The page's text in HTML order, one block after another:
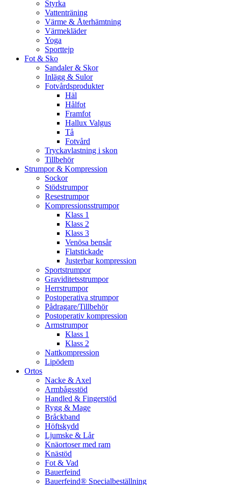
Styrka
Vattenträning
Värme & Återhämtning
Värmekläder
Yoga
Sporttejp
Fot & Sko
Sandaler & Skor
Inlägg & Sulor
Fotvårdsprodukter
Häl
Hålfot
Framfot
Hallux Valgus
Tå
Fotvård
Tryckavlastning i skon
Tillbehör
Strumpor & Kompression
Sockor
Stödstrumpor
Resestrumpor
Kompressionsstrumpor
Klass 1
Klass 2
Klass 3
Venösa bensår
Flatstickade
Justerbar kompression
Sportstrumpor
Graviditetsstrumpor
Herrstrumpor
Postoperativa strumpor
Pådragare/Tillbehör
Postoperativ kompression
Armstrumpor
Klass 1
Klass 2
Nattkompression
Lipödem
Ortos
Nacke & Axel
Armbågsstöd
Handled & Fingerstöd
Rygg & Mage
Bråckband
Höftskydd
Ljumske & Lår
Knäortoser med ram
Knästöd
Fot & Vad
Bauerfeind
Bauerfeind® Specialbeställning